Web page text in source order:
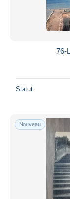
76-
Statut
Nouveau